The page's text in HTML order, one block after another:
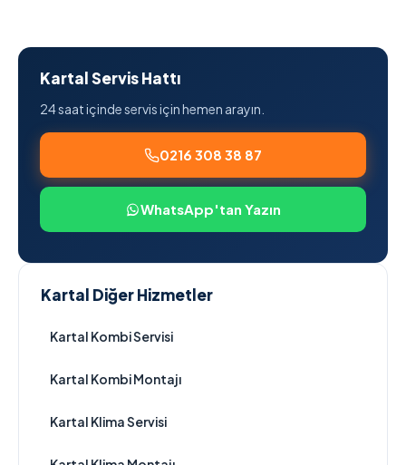
Kartal Servis Hattı
24 saat içinde servis için hemen arayın.
0216 308 38 87
WhatsApp'tan Yazın
Kartal Diğer Hizmetler
Kartal Kombi Servisi
Kartal Kombi Montajı
Kartal Klima Servisi